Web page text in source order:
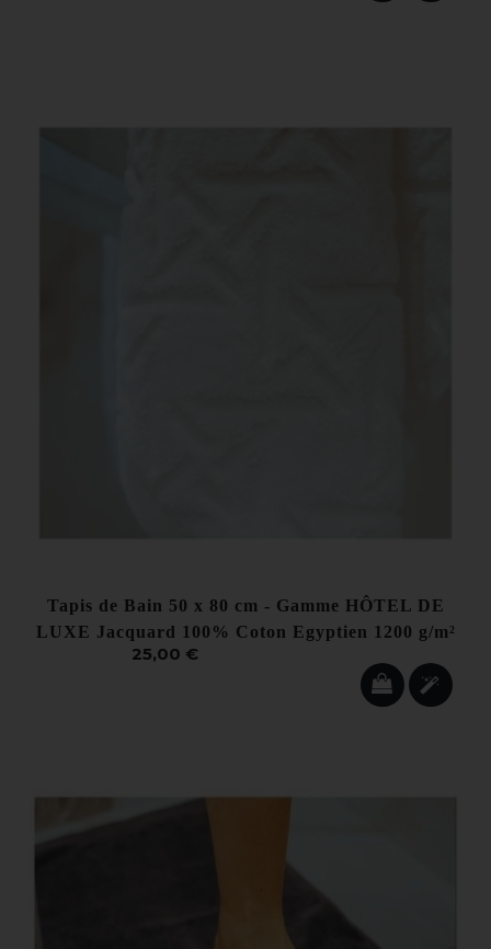
Tapis de Bain 50 x 80 cm - Gamme HÔTEL DE
LUXE Jacquard 100% Coton Egyptien 1200 g/m²
25,00 €